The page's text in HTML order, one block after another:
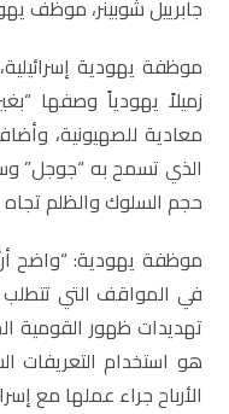
جابرييل شوبينر، موظف
موظفة يهودية
زميلاً يهودياً وصفها
معادية للصهيونية،
الذي تسمح به “جوجل”
حجم السلوك والظلم
موظفة يهودية: “واضح
في المواقف التي تتطلب
تهديدات ظهور القومية
هو استخدام التعريفات
الأرباح جراء عملها مع